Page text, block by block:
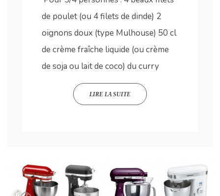
de poulet (ou 4 filets de dinde) 2
oignons doux (type Mulhouse) 50 cl
de crème fraîche liquide (ou crème
de soja ou lait de coco) du curry
LIRE LA SUITE